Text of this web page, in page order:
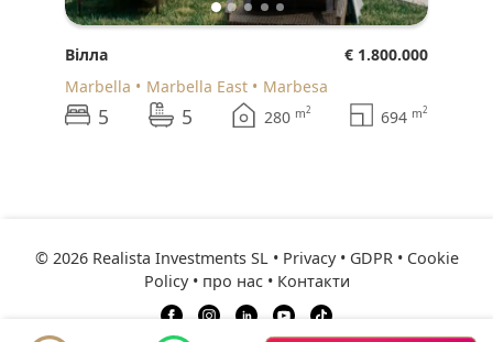
Вілла
€ 1.800.000
Marbella
Marbella East Marbesa
5 5 280 m2 694 m2
© 2026 Realista Investments SL • Privacy • GDPR• Cookie
Policy• про нас• Контакти